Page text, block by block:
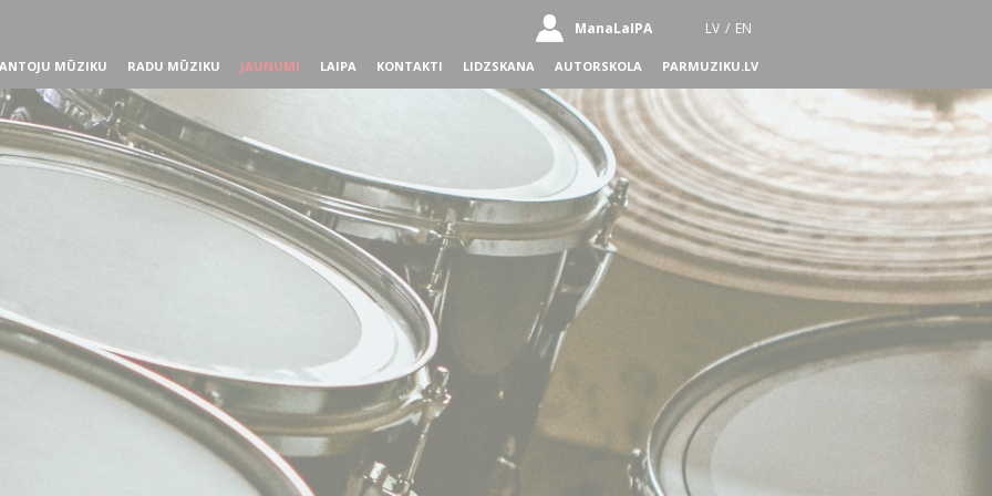
ManaLaIPA LV / EN
MŪZIKU RADU MŪZIKU JAUNUMI LAIPA KONTAKTI LIDZSKANA AUTORSKOLA PARMUZIKU.LV